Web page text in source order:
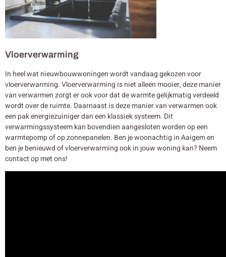
Vloerverwarming
In heel wat nieuwbouwwoningen wordt vandaag gekozen voor
vloerverwarming. Vloerverwarming is niet alleen mooier, deze manier
van verwarmen zorgt er ook voor dat de warmte gelijkmatig verdeeld
wordt over de ruimte. Daarnaast is deze manier van verwarmen ook
een pak energiezuiniger dan een klassiek systeem. Dit
verwarmingssysteem kan bovendien aangesloten worden op een
warmtepomp of op zonnepanelen. Ben je woonachtig in Aaigem en
ben je benieuwd of vloerverwarming ook in jouw woning kan? Neem
contact op met ons!